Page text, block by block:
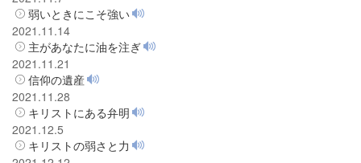
弱いときにこそ強い
2021.11.14
主があなたに油を注ぎ
2021.11.21
信仰の遺産
2021.11.28
キリストにある弁明
2021.12.5
キリストの弱さと力